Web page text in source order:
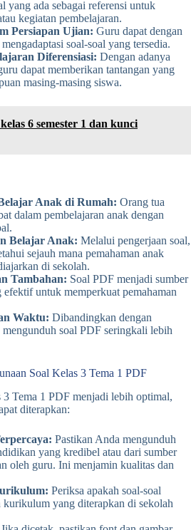
yang ada sebagai referensi untuk
kegiatan pembelajaran.
Persiapan Ujian: Guru dapat dengan
soal-soal yang tersedia.
Diferensiasi: Dengan adanya
dapat memberikan tantangan yang
masing-masing siswa.
6 semester 1 dan kunci
Anak di Rumah: Orang tua
dalam pembelajaran anak dengan
Belajar Anak: Melalui pengerjaan soal,
sejauh mana pemahaman anak
di sekolah.
Tambahan: Soal PDF menjadi sumber
efektif untuk memperkuat pemahaman
Waktu: Dibandingkan dengan
soal PDF seringkali lebih
Soal Kelas 3 Tema 1 PDF
3 Tema 1 PDF menjadi lebih optimal,
diterapkan:
Pastikan Anda mengunduh
yang kredibel atau dari sumber
oleh guru. Ini menjamin kualitas dan
Periksa apakah soal-soal
kurikulum yang diterapkan di sekolah